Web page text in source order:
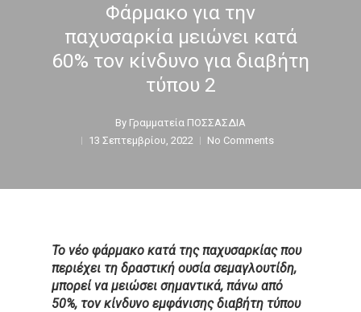
Φάρμακο για την
παχυσαρκία μειώνει κατά
60% τον κίνδυνο για διαβήτη
τύπου 2
By Γραμματεία ΠΟΣΣΑΣΔΙΑ
13 Σεπτεμβρίου, 2022
No Comments
Το νέο φάρμακο κατά της παχυσαρκίας που
περιέχει τη δραστική ουσία σεμαγλουτίδη,
μπορεί να μειώσει σημαντικά, πάνω από
50%, τον κίνδυνο εμφάνισης διαβήτη τύπου